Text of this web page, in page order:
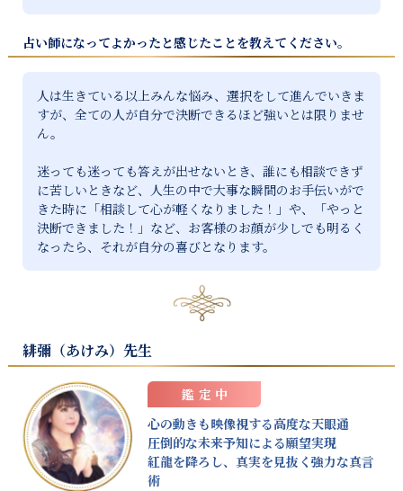
占い師になってよかったと感じたことを教えてください。
人は生きている以上みんな悩み、選択をして進んでいきま
すが、全ての人が自分で決断できるほど強いとは限りませ
ん。
迷っても迷っても答えが出せないとき、誰にも相談できず
に苦しいときなど、人生の中で大事な瞬間のお手伝いがで
きた時に「相談して心が軽くなりました！」や、「やっと
決断できました！」など、お客様のお顔が少しでも明るく
なったら、それが自分の喜びとなります。
緋彌（あけみ） 先生
鑑定中
心の動きも映像視する高度な天眼通
圧倒的な未来予知による願望実現
紅龍を降ろし、真実を見抜く強力な真言
術